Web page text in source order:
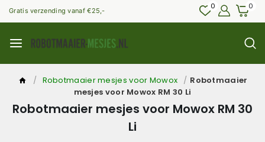
Gratis verzending vanaf €25,- 0 0
/ Robotmaaier mesjes voor Mowox / Robotmaaier
mesjes voor Mowox RM 30 Li
Robotmaaier mesjes voor Mowox RM 30
Li